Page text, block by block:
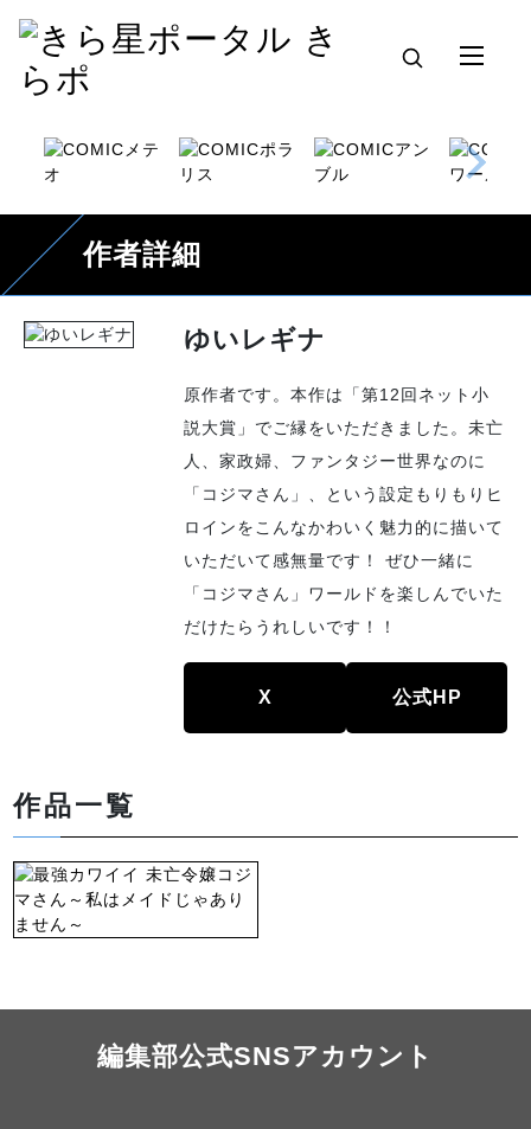
作者詳細
ゆいレギナ
原作者です。本作は「第12回ネット小
説大賞」でご縁をいただきました。未亡
人、家政婦、ファンタジー世界なのに
「コジマさん」、という設定もりもりヒ
ロインをこんなかわいく魅力的に描いて
いただいて感無量です！ ぜひ一緒に
「コジマさん」ワールドを楽しんでいた
だけたらうれしいです！！
X 公式HP
作品一覧
編集部公式SNSアカウント